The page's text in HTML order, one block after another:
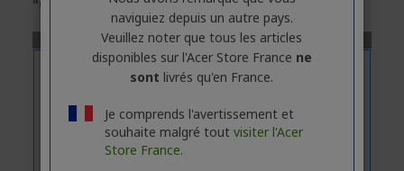
"Caractéristiques".
naviguiez depuis un autre pays.
Veuillez noter que tous les articles
disponibles sur l'Acer Store France ne
sont livrés qu'en France.
Je comprends l'avertissement et
souhaite malgré tout visiter l'Acer
Store France.